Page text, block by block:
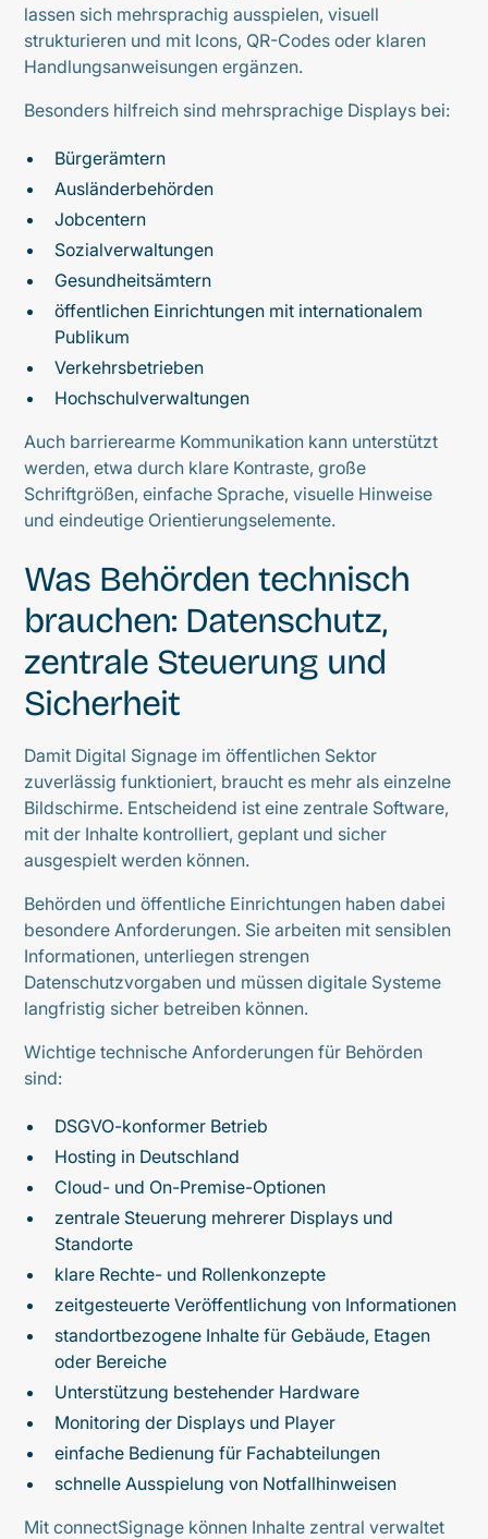
lassen sich mehrsprachig ausspielen, visuell
strukturieren und mit Icons, QR-Codes oder klaren
Handlungsanweisungen ergänzen.
Besonders hilfreich sind mehrsprachige Displays bei:
Bürgerämtern
Ausländerbehörden
Jobcentern
Sozialverwaltungen
Gesundheitsämtern
öffentlichen Einrichtungen mit internationalem
Publikum
Verkehrsbetrieben
Hochschulverwaltungen
Auch barrierearme Kommunikation kann unterstützt
werden, etwa durch klare Kontraste, große
Schriftgrößen, einfache Sprache, visuelle Hinweise
und eindeutige Orientierungselemente.
Was Behörden technisch
brauchen: Datenschutz,
zentrale Steuerung und
Sicherheit
Damit Digital Signage im öffentlichen Sektor
zuverlässig funktioniert, braucht es mehr als einzelne
Bildschirme. Entscheidend ist eine zentrale Software,
mit der Inhalte kontrolliert, geplant und sicher
ausgespielt werden können.
Behörden und öffentliche Einrichtungen haben dabei
besondere Anforderungen. Sie arbeiten mit sensiblen
Informationen, unterliegen strengen
Datenschutzvorgaben und müssen digitale Systeme
langfristig sicher betreiben können.
Wichtige technische Anforderungen für Behörden
sind:
DSGVO-konformer Betrieb
Hosting in Deutschland
Cloud- und On-Premise-Optionen
zentrale Steuerung mehrerer Displays und
Standorte
klare Rechte- und Rollenkonzepte
zeitgesteuerte Veröffentlichung von Informationen
standortbezogene Inhalte für Gebäude, Etagen
oder Bereiche
Unterstützung bestehender Hardware
Monitoring der Displays und Player
einfache Bedienung für Fachabteilungen
schnelle Ausspielung von Notfallhinweisen
Mit connectSignage können Inhalte zentral verwaltet